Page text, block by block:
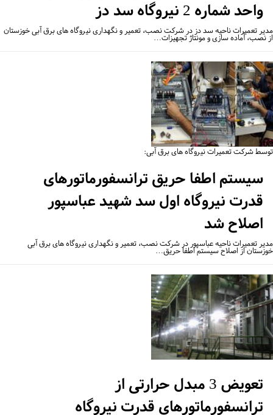
واحد شماره 2 نیروگاه سد دز
تعمیرات ناحیه سد دز در شرکت نصب، تعمیر و نگهداری نیروگاه های برق آبی خوزستان
نصب، آماده سازی و مونتاژ تجهیزات…
شرکت تعمیرات نیروگاه های برق آبی:
سیستم اطفا حریق ترانسفورماتورهای
قدرت نیروگاه اول سد شهید عباسپور
اصلاح شد
تعمیرات ناحیه عباسپور در شرکت نصب، تعمیر و نگهداری نیروگاه های برق آبی
از اصلاح سیستم اطفا حریق…
تعویض 3 مبدل حرارتی از
ترانسفورماتورهای قدرت نیروگاه